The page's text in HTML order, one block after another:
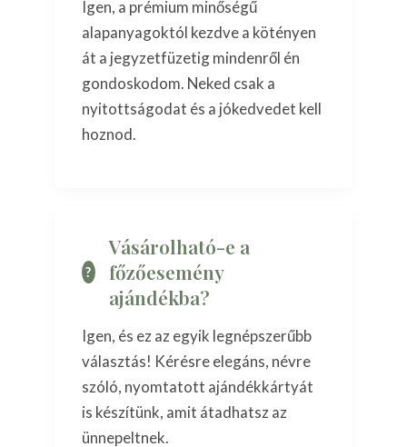
Igen, a prémium minőségű
alapanyagoktól kezdve a kötényen
át a jegyzetfüzetig mindenről én
gondoskodom. Neked csak a
nyitottságodat és a jókedvedet kell
hoznod.
Vásárolható-e a
főzőesemény
ajándékba?
Igen, és ez az egyik legnépszerűbb
választás! Kérésre elegáns, névre
szóló, nyomtatott ajándékkártyát
is készítünk, amit átadhatsz az
ünnepeltnek.